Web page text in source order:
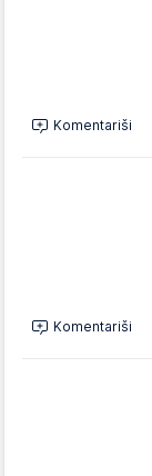
Komentariši
Komentariši